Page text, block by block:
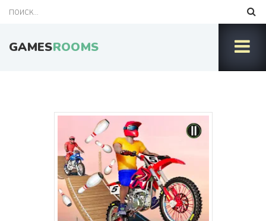
GAMESROOMS